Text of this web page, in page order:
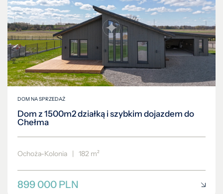
DOM NA SPRZEDAŻ
Dom z 1500m2 działką i szybkim dojazdem do
Chełma
Ochoża-Kolonia | 182 m²
899 000 PLN